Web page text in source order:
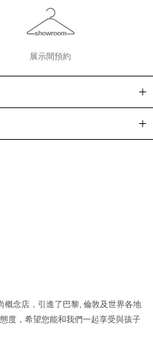
展示間預約
念店，引進了巴黎, 倫敦及世界各地
度，希望您能和我們一起享受與孩子